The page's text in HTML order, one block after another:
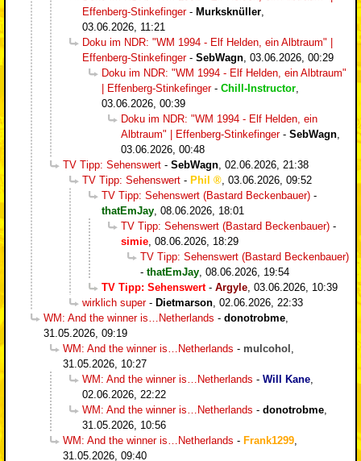
Effenberg-Stinkefinger- Murksknüller
03.06.2026, 11:21
Doku im NDR: "WM 1994 - Elf Helden, ein Albtraum" |
Effenberg-Stinkefinger- SebWagn 03.06.2026, 00:29
Doku im NDR: "WM 1994 - Elf Helden, ein Albtraum"
| Effenberg-Stinkefinger- Chill-Instructor
03.06.2026, 00:39
Doku im NDR: "WM 1994 - Elf Helden, ein
Albtraum" | Effenberg-Stinkefinger- SebWagn
03.06.2026, 00:48
TV Tipp: Sehenswert - SebWagn 02.06.2026, 21:38
TV Tipp: Sehenswert - Phil
03.06.2026, 09:52
TV Tipp: Sehenswert (Bastard Beckenbauer) -
thatEmJay 08.06.2026, 18:01
TV Tipp: Sehenswert (Bastard Beckenbauer) -
simie 08.06.2026, 18:29
TV Tipp: Sehenswert (Bastard Beckenbauer)
- thatEmJay 08.06.2026, 19:54
TV Tipp: Sehenswert- Argyle 03.06.2026, 10:39
wirklich super- Dietmarson 02.06.2026, 22:33
WM: And the winner is…Netherlands - donotrobme
31.05.2026, 09:19
WM: And the winner is…Netherlands - mulcohol
31.05.2026, 10:27
WM: And the winner is…Netherlands - Will Kane
02.06.2026, 22:22
WM: And the winner is…Netherlands - donotrobme
31.05.2026, 10:56
WM: And the winner is…Netherlands - Frank1299
31.05.2026, 09:40